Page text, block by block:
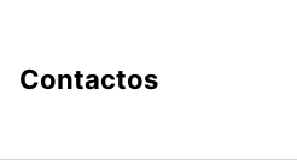
Contactos